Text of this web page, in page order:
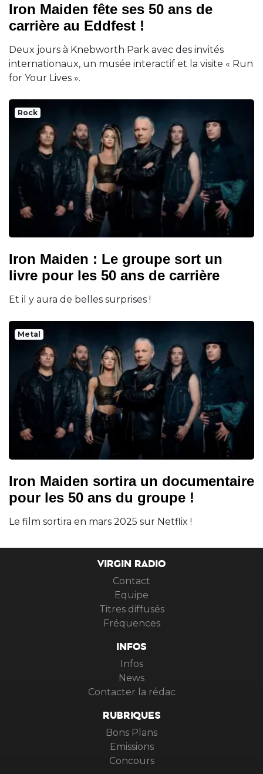
Iron Maiden fête ses 50 ans de
carrière au Eddfest !
Deux jours à Knebworth Park avec des invités
internationaux, un musée interactif et la visite « Run
for Your Lives ».
Rock
Iron Maiden : Le groupe sort un
livre pour les 50 ans de carrière
Et il y aura de belles surprises !
Metal
Iron Maiden sortira un documentaire
pour les 50 ans du groupe !
Le film sortira en mars 2025 sur Netflix !
VIRGIN RADIO
Contact
Equipe
Titres diffusés
Fréquences
INFOS
Infos
News
Contacter la rédac
RUBRIQUES
Bons Plans
Emissions
Concours